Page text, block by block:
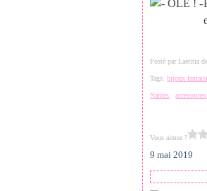
Posté par Laetitia
Tags:bijoux
Nantes ,
Vous aimez ?
9 mai 2019